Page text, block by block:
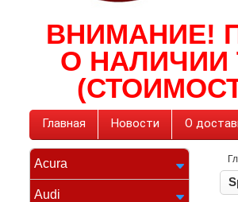
ВНИМАНИЕ!
О НАЛИЧИИ
Главная Новости О
Acura
Audi